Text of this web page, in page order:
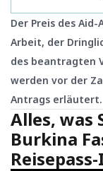
Der Preis des
Arbeit, der
des beantragten
werden vor der
Antrags erläutert.
Alles, was
Burkina